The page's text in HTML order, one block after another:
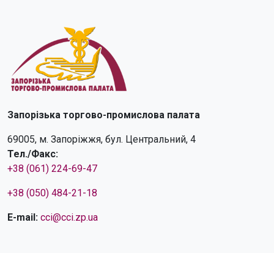
Запорізька торгово-промислова палата
69005, м. Запоріжжя, бул. Центральний, 4
Тел./Факс:
+38 (061) 224-69-47
+38 (050) 484-21-18
E-mail: cci@cci.zp.ua